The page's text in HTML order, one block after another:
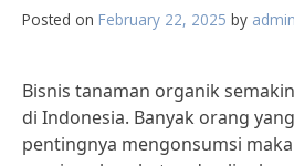
Posted on February 22, 2025 by
Bisnis tanaman organik
di Indonesia. Banyak orang
pentingnya mengonsumsi